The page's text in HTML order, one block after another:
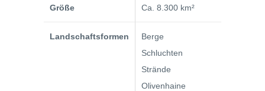
Größe Ca. 8.300 km²
Landschaftsformen
Berge
Schluchten
Strände
Olivenhaine